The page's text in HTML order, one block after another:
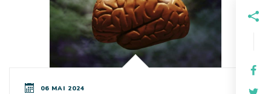
06 MAI 2024